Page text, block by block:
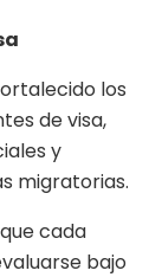
los
de visa,
y
migratorias.
cada
bajo